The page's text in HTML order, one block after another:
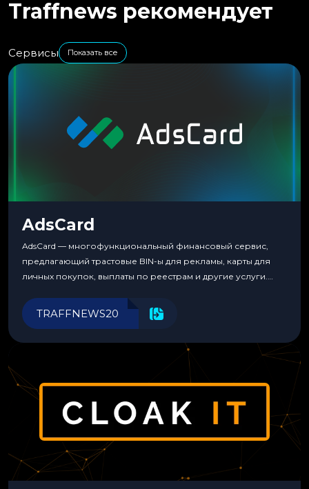
Traffnews рекомендует
Сервисы Показать все
AdsCard
AdsCard — многофункциональный финансовый сервис,
предлагающий трастовые BIN-ы для рекламы, карты для
личных покупок, выплаты по реестрам и другие услуги.
инструменты для управления финансами.
TRAFFNEWS20